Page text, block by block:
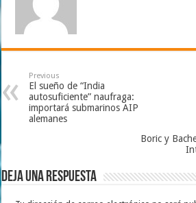
Previous
El sueño de “India
autosuficiente” naufraga:
importará submarinos AIP
alemanes
Boric y
Deja una respuesta